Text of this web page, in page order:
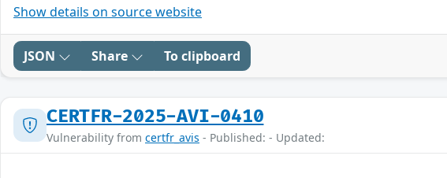
Show details on source website
JSON Share To clipboard
CERTFR-2025-AVI-0410
Vulnerability from certfr_avis - Published: - Updated: